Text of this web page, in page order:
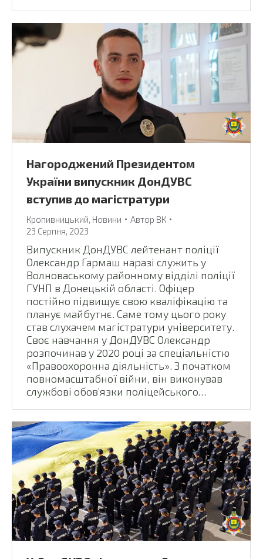
Нагороджений Президентом
України випускник ДонДУВС
вступив до магістратури
Кропивницький Новини Автор ВК
23 Серпня, 2023
Випускник ДонДУВС лейтенант поліції
Олександр Гармаш наразі служить у
Волноваському районному відділі поліції
ГУНП в Донецькій області. Офіцер
постійно підвищує свою кваліфікацію та
планує майбутнє. Саме тому цього року
став слухачем магістратури університету.
Своє навчання у ДонДУВС Олександр
розпочинав у 2020 році за спеціальністю
«Правоохоронна діяльність». З початком
повномасштабної війни, він виконував
службові обов’язки поліцейського…